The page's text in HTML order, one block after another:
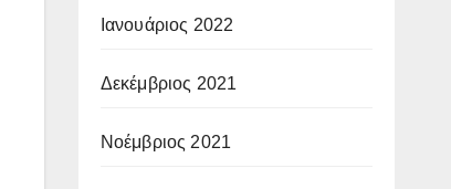
Ιανουάριος 2022
Δεκέμβριος 2021
Νοέμβριος 2021